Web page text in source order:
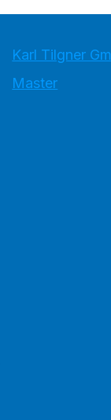
Karl Tilgner
Master